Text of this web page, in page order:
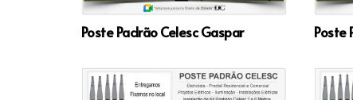
Poste Padrão Celesc Gaspar Poste